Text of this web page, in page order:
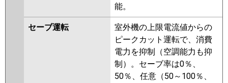
能。
セーブ運転
室外機の上限電流値からの
ピークカット運転で、消費
電力を抑制（空調能力も抑
制）。セーブ率は0％、
50％、任意（50～100％、